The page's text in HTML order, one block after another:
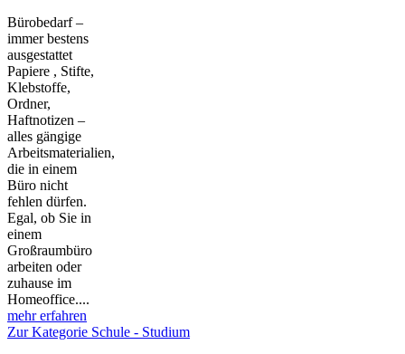
Bürobedarf –
immer bestens
ausgestattet
Papiere , Stifte,
Klebstoffe,
Ordner,
Haftnotizen –
alles gängige
Arbeitsmaterialien,
die in einem
Büro nicht
fehlen dürfen.
Egal, ob Sie in
einem
Großraumbüro
arbeiten oder
zuhause im
Homeoffice....
mehr erfahren
Zur Kategorie Schule - Studium